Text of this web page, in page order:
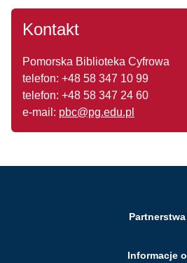
Kontakt
Pomorska Biblioteka Cyfrowa
telefon: +48 58 347 10 99
telefon: +48 58 347 24 60
e-mail: pbc@pg.edu.pl
Partnerstwa
Informacje o